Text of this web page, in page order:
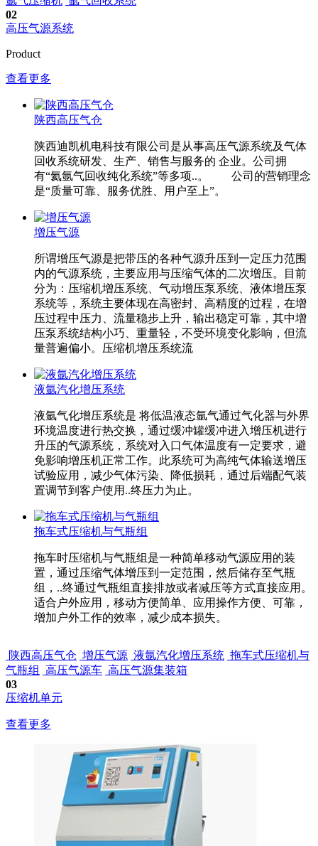
02
高压气源系统
Product
查看更多
陕西高压气仓
陕西迪凯机电科技有限公司是从事高压气源系统及气体
回收系统研发、生产、销售与服务的 企业。公司拥
有“氦氩气回收纯化系统”等多项..。 公司的营销理念
是“质量可靠、服务优胜、用户至上”。
增压气源
所谓增压气源是把带压的各种气源升压到一定压力范围
内的气源系统，主要应用与压缩气体的二次增压。目前
分为：压缩机增压系统、气动增压泵系统、液体增压泵
系统等，系统主要体现在高密封、高精度的过程，在增
压过程中压力、流量稳步上升，输出稳定可靠，其中增
压泵系统结构小巧、重量轻，不受环境变化影响，但流
量普遍偏小。压缩机增压系统流
液氩汽化增压系统
液氩气化增压系统是 将低温液态氩气通过气化器与外界
环境温度进行热交换，通过缓冲罐缓冲进入增压机进行
升压的气源系统，系统对入口气体温度有一定要求，避
免影响增压机正常工作。此系统可为高纯气体输送增压
试验应用，减少气体污染、降低损耗，通过后端配气装
置调节到客户使用..终压力为止。
拖车式压缩机与气瓶组
拖车时压缩机与气瓶组是一种简单移动气源应用的装
置，通过压缩气体增压到一定范围，然后储存至气瓶
组，..终通过气瓶组直接排放或者减压等方式直接应用。
适合户外应用，移动方便简单、应用操作方便、可靠，
增加户外工作的效率，减少成本损失。
陕西高压气仓 增压气源 液氩汽化增压系统 拖车式压缩机与
气瓶组
高压气源车 高压气源集装箱
03
压缩机单元
查看更多